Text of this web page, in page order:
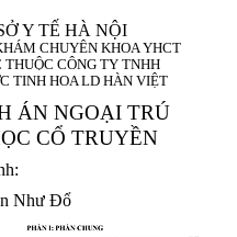
Y TẾ HÀ NỘI
CHUYÊN KHOA YHCT
THUỘC CÔNG TY TNHH
TINH HOA LD HÀN VIỆT
ÁN NGOẠI TRÚ
CỔ TRUYỀN
Như Đổ